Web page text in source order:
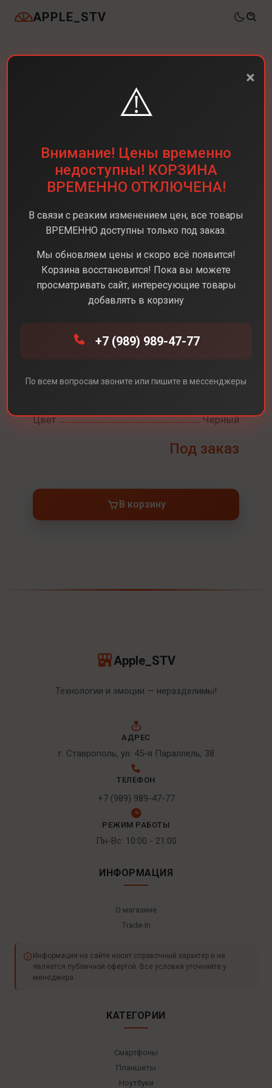
APPLE_STV
Консоли Геймпад DualSense PS5
PS5
Цвет Черный
Под заказ
В корзину
Apple_STV
Технологии и эмоции — неразделимы!
АДРЕС
г. Ставрополь, ул. 45-я Параллель, 38
ТЕЛЕФОН
+7 (989) 989-47-77
РЕЖИМ РАБОТЫ
Пн-Вс: 10:00 - 21:00
ИНФОРМАЦИЯ
О магазине
Trade-In
Информация на сайте носит справочный характер и не
является публичной офертой. Все условия уточняйте у
менеджера.
КАТЕГОРИИ
Смартфоны
Планшеты
Ноутбуки
×
⚠️
Внимание! Цены временно
недоступны! КОРЗИНА
ВРЕМЕННО ОТКЛЮЧЕНА!
В связи с резким изменением цен, все товары
ВРЕМЕННО доступны только под заказ.
Мы обновляем цены и скоро всё появится!
Корзина восстановится! Пока вы можете
просматривать сайт, интересующие товары
добавлять в корзину
+7 (989) 989-47-77
По всем вопросам звоните или пишите в мессенджеры